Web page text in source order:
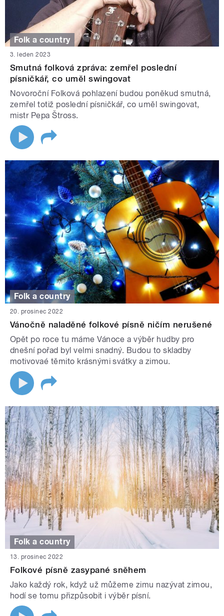
Folk a country
3. leden 2023
Smutná folková zpráva: zemřel poslední
písničkář, co uměl swingovat
Novoroční Folková pohlazení budou poněkud smutná,
zemřel totiž poslední písničkář, co uměl swingovat,
mistr Pepa Štross.
Folk a country
20. prosinec 2022
Vánočně naladěné folkové písně ničím nerušené
Opět po roce tu máme Vánoce a výběr hudby pro
dnešní pořad byl velmi snadný. Budou to skladby
motivovaé těmito krásnými svátky a zimou.
Folk a country
13. prosinec 2022
Folkové písně zasypané sněhem
Jako každý rok, když už můžeme zimu nazývat zimou,
hodí se tomu přizpůsobit i výběr písní.